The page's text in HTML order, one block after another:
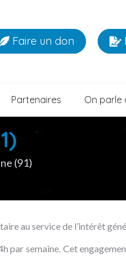
Faire un don
Partenaires On parle
(91)
au service de l’intérêt
semaine. Cet